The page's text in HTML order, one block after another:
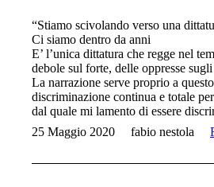
“Stiamo scivolando verso una
Ci siamo dentro da anni
E’ l’unica dittatura che regge nel
debole sul forte, delle oppresse
La narrazione serve proprio a
discriminazione continua e totale
dal quale mi lamento di essere
25 Maggio 2020
fabio nestola